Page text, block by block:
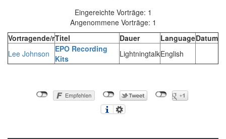
Eingereichte Vorträge: 1
Angenommene Vorträge: 1
Vortragende/rTitel Dauer LanguageDatum
Lee Johnson
‎EPO Recording
Kits‎
LightningtalkEnglish